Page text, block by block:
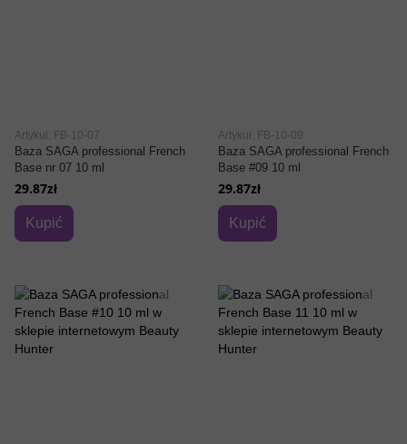
Artykuł: FB-10-07
Baza SAGA professional French
Base nr 07 10 ml
29.87zł
Kupić
Artykuł: FB-10-09
Baza SAGA professional French
Base #09 10 ml
29.87zł
Kupić